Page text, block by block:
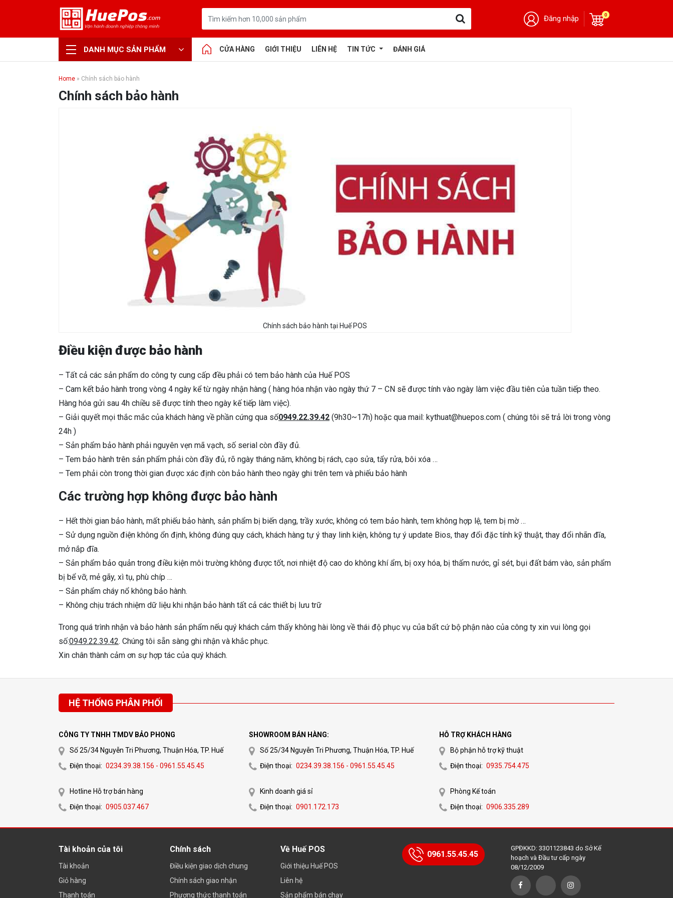
Đăng nhập 0
DANH MỤC SẢN PHẨM CỬA HÀNG GIỚI THIỆU LIÊN HỆ TIN TỨC ĐÁNH GIÁ
Home » Chính sách bảo hành
Chính sách bảo hành
Chính sách bảo hành tại Huế POS
Điều kiện được bảo hành
– Tất cả các sản phẩm do công ty cung cấp đều phải có tem bảo hành của Huế POS
– Cam kết bảo hành trong vòng 4 ngày kể từ ngày nhận hàng ( hàng hóa nhận vào ngày thứ 7 – CN sẽ được tính vào ngày làm việc đầu tiên của tuần tiếp theo.
Hàng hóa gửi sau 4h chiều sẽ được tính theo ngày kế tiếp làm việc).
– Giải quyết mọi thắc mắc của khách hàng về phần cứng qua số0949.22.39.42 (9h30~17h) hoặc qua mail: kythuat@huepos.com ( chúng tôi sẽ trả lời trong vòng
24h )
– Sản phẩm bảo hành phải nguyên vẹn mã vạch, số serial còn đầy đủ.
– Tem bảo hành trên sản phẩm phải còn đầy đủ, rõ ngày tháng năm, không bị rách, cạo sửa, tẩy rửa, bôi xóa …
– Tem phải còn trong thời gian được xác định còn bảo hành theo ngày ghi trên tem và phiếu bảo hành
Các trường hợp không được bảo hành
– Hết thời gian bảo hành, mất phiếu bảo hành, sản phẩm bị biến dạng, trầy xước, không có tem bảo hành, tem không hợp lệ, tem bị mờ …
– Sử dụng nguồn điện không ổn định, không đúng quy cách, khách hàng tự ý thay linh kiện, không tự ý update Bios, thay đổi đặc tính kỹ thuật, thay đổi nhãn đĩa,
mở nắp đĩa.
– Sản phẩm bảo quản trong điều kiện môi trường không được tốt, nơi nhiệt độ cao do không khí ẩm, bị oxy hóa, bị thấm nước, gỉ sét, bụi đất bám vào, sản phẩm
bị bể vỡ, mẻ gãy, xì tụ, phù chíp …
– Sản phẩm cháy nổ không bảo hành.
– Không chịu trách nhiệm dữ liệu khi nhận bảo hành tất cả các thiết bị lưu trữ
Trong quá trình nhận và bảo hành sản phẩm nếu quý khách cảm thấy không hài lòng về thái độ phục vụ của bất cứ bộ phận nào của công ty xin vui lòng gọi
số:0949.22.39.42. Chúng tôi sẵn sàng ghi nhận và khắc phục.
Xin chân thành cảm ơn sự hợp tác của quý khách.
HỆ THỐNG PHÂN PHỐI
CÔNG TY TNHH TMDV BẢO PHONG
Số 25/34 Nguyễn Tri Phương, Thuận Hóa, TP. Huế
Điện thoại: 0234.39.38.156 - 0961.55.45.45
Hotline Hỗ trợ bán hàng
Điện thoại: 0905.037.467
SHOWROOM BÁN HÀNG:
Số 25/34 Nguyễn Tri Phương, Thuận Hóa, TP. Huế
Điện thoại: 0234.39.38.156 - 0961.55.45.45
Kinh doanh giá sỉ
Điện thoại: 0901.172.173
HỖ TRỢ KHÁCH HÀNG
Bộ phận hỗ trợ kỹ thuật
Điện thoại: 0935.754.475
Phòng Kế toán
Điện thoại: 0906.335.289
Tài khoản của tôi
Tài khoản
Giỏ hàng
Thanh toán
Chính sách
Điều kiện giao dịch chung
Chính sách giao nhận
Phương thức thanh toán
Về Huế POS
Giới thiệu Huế POS
Liên hệ
Sản phẩm bán chạy
0961.55.45.45
GPĐKKD: 3301123843 do Sở Kế
hoạch và Đầu tư cấp ngày
08/12/2009